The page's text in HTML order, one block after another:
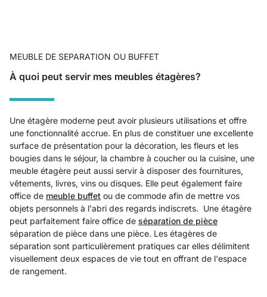
MEUBLE DE SEPARATION OU BUFFET
À quoi peut servir mes meubles étagères?
Une étagère moderne peut avoir plusieurs utilisations et offre
une fonctionnalité accrue. En plus de constituer une excellente
surface de présentation pour la décoration, les fleurs et les
bougies dans le séjour, la chambre à coucher ou la cuisine, une
meuble étagère peut aussi servir à disposer des fournitures,
vêtements, livres, vins ou disques. Elle peut également faire
office de meuble buffet ou de commode afin de mettre vos
objets personnels à l'abri des regards indiscrets. Une étagère
peut parfaitement faire office de séparation de pièce
séparation de pièce dans une pièce. Les étagères de
séparation sont particulièrement pratiques car elles délimitent
visuellement deux espaces de vie tout en offrant de l'espace
de rangement.